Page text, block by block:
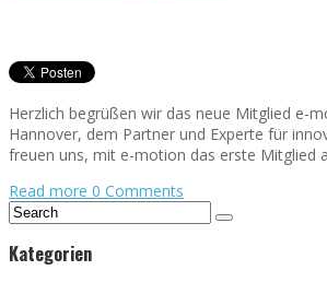
Herzlich begrüßen wir das neue Mitglied e-
Hannover, dem Partner und Experte für
freuen uns, mit e-motion das erste Mitglied
Read more 0 Comments
Kategorien